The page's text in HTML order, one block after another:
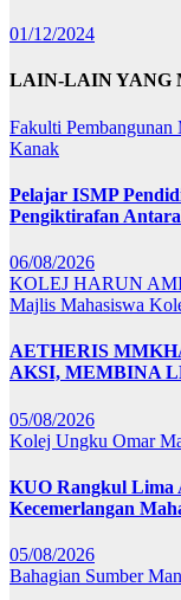
01/12/2024
LAIN-LAIN YANG
Fakulti Pembangunan
Kanak
Pelajar ISMP
Pengiktirafan
06/08/2026
KOLEJ HARUN
Majlis Mahasiswa
AETHERIS
AKSI, MEMBINA
05/08/2026
Kolej Ungku Omar
KUO Rangkul Lima
Kecemerlangan
05/08/2026
Bahagian Sumber